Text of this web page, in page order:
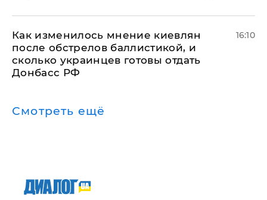
Как изменилось мнение киевлян
после обстрелов баллистикой, и
сколько украинцев готовы отдать
Донбасс РФ
16:10
Смотреть ещё